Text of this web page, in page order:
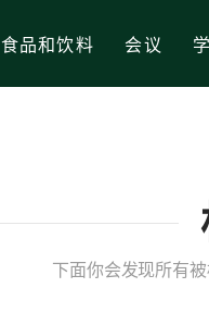
食品和饮料 会议
下面你会发现所有